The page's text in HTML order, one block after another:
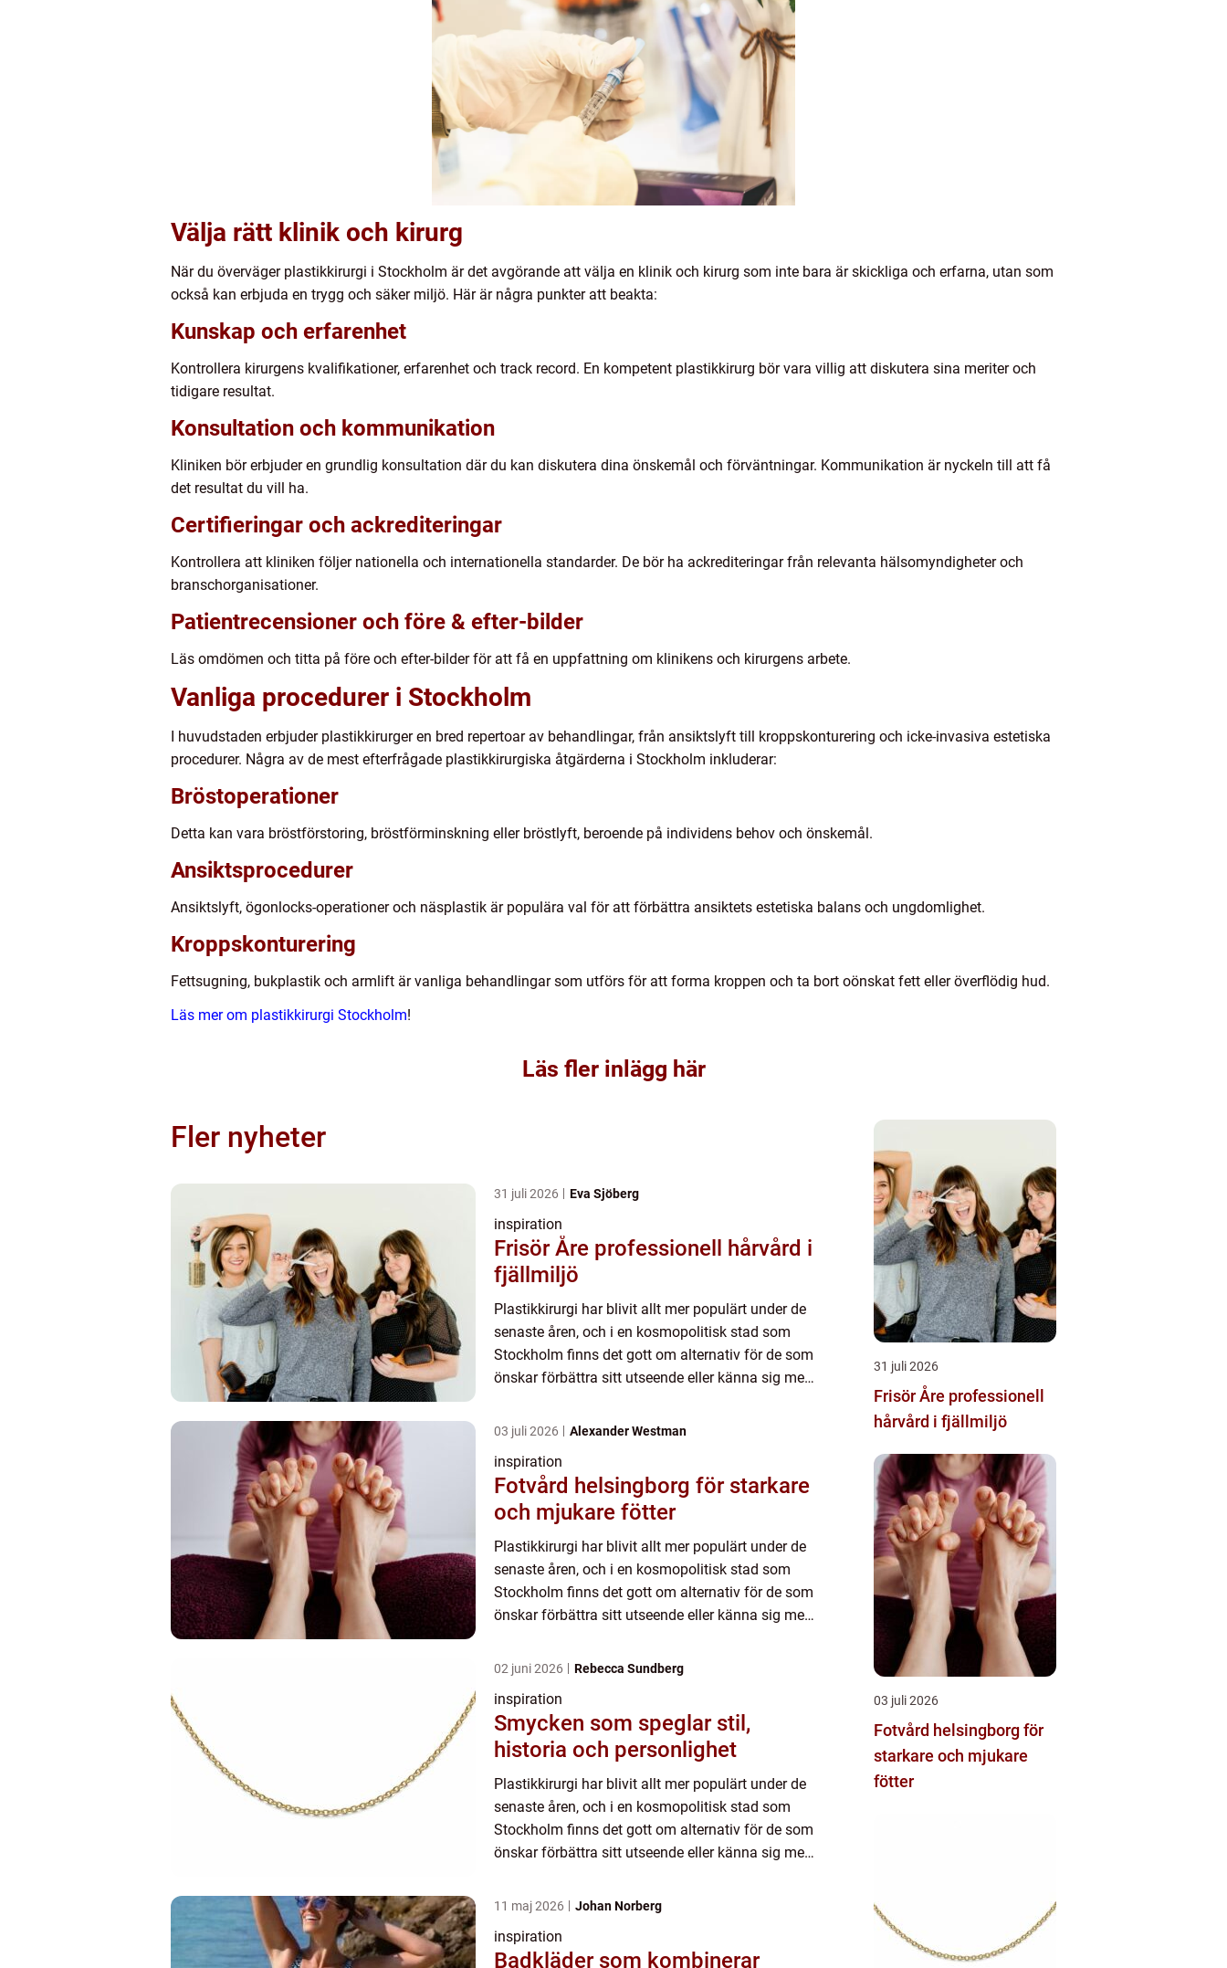
Välja rätt klinik och kirurg
När du överväger plastikkirurgi i Stockholm är det avgörande att välja en klinik och kirurg som inte bara är skickliga och erfarna, utan som
också kan erbjuda en trygg och säker miljö. Här är några punkter att beakta:
Kunskap och erfarenhet
Kontrollera kirurgens kvalifikationer, erfarenhet och track record. En kompetent plastikkirurg bör vara villig att diskutera sina meriter och
tidigare resultat.
Konsultation och kommunikation
Kliniken bör erbjuder en grundlig konsultation där du kan diskutera dina önskemål och förväntningar. Kommunikation är nyckeln till att få
det resultat du vill ha.
Certifieringar och ackrediteringar
Kontrollera att kliniken följer nationella och internationella standarder. De bör ha ackrediteringar från relevanta hälsomyndigheter och
branschorganisationer.
Patientrecensioner och före & efter-bilder
Läs omdömen och titta på före och efter-bilder för att få en uppfattning om klinikens och kirurgens arbete.
Vanliga procedurer i Stockholm
I huvudstaden erbjuder plastikkirurger en bred repertoar av behandlingar, från ansiktslyft till kroppskonturering och icke-invasiva estetiska
procedurer. Några av de mest efterfrågade plastikkirurgiska åtgärderna i Stockholm inkluderar:
Bröstoperationer
Detta kan vara bröstförstoring, bröstförminskning eller bröstlyft, beroende på individens behov och önskemål.
Ansiktsprocedurer
Ansiktslyft, ögonlocks-operationer och näsplastik är populära val för att förbättra ansiktets estetiska balans och ungdomlighet.
Kroppskonturering
Fettsugning, bukplastik och armlift är vanliga behandlingar som utförs för att forma kroppen och ta bort oönskat fett eller överflödig hud.
Läs mer om plastikkirurgi Stockholm!
Läs fler inlägg här
Fler nyheter
31 juli 2026 Eva Sjöberg
inspiration
Frisör Åre professionell hårvård i
fjällmiljö
Plastikkirurgi har blivit allt mer populärt under de
senaste åren, och i en kosmopolitisk stad som
Stockholm finns det gott om alternativ för de som
önskar förbättra sitt utseende eller känna sig mer
03 juli 2026 Alexander Westman
inspiration
Fotvård helsingborg för starkare
och mjukare fötter
Plastikkirurgi har blivit allt mer populärt under de
senaste åren, och i en kosmopolitisk stad som
Stockholm finns det gott om alternativ för de som
önskar förbättra sitt utseende eller känna sig mer
02 juni 2026 Rebecca Sundberg
inspiration
Smycken som speglar stil,
historia och personlighet
Plastikkirurgi har blivit allt mer populärt under de
senaste åren, och i en kosmopolitisk stad som
Stockholm finns det gott om alternativ för de som
önskar förbättra sitt utseende eller känna sig mer
11 maj 2026 Johan Norberg
inspiration
Badkläder som kombinerar
31 juli 2026
Frisör Åre professionell
hårvård i fjällmiljö
03 juli 2026
Fotvård helsingborg för
starkare och mjukare
fötter